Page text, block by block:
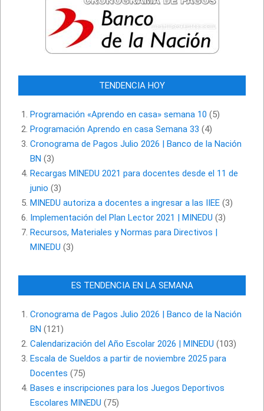
TENDENCIA HOY
Programación «Aprendo en casa» semana 10 (5)
Programación Aprendo en casa Semana 33 (4)
Cronograma de Pagos Julio 2026 | Banco de la Nación
BN (3)
Recargas MINEDU 2021 para docentes desde el 11 de
junio (3)
MINEDU autoriza a docentes a ingresar a las IIEE (3)
Implementación del Plan Lector 2021 | MINEDU (3)
Recursos, Materiales y Normas para Directivos |
MINEDU (3)
ES TENDENCIA EN LA SEMANA
Cronograma de Pagos Julio 2026 | Banco de la Nación
BN (121)
Calendarización del Año Escolar 2026 | MINEDU (103)
Escala de Sueldos a partir de noviembre 2025 para
Docentes (75)
Bases e inscripciones para los Juegos Deportivos
Escolares MINEDU (75)